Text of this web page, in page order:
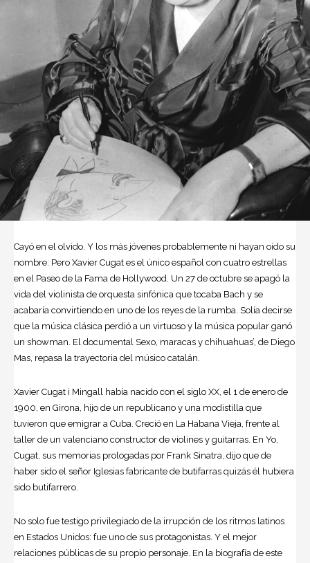
Cayó en el olvido. Y los más jóvenes probablemente ni hayan oído su
nombre. Pero Xavier Cugat es el único español con cuatro estrellas
en el Paseo de la Fama de Hollywood. Un 27 de octubre se apagó la
vida del violinista de orquesta sinfónica que tocaba Bach y se
acabaría convirtiendo en uno de los reyes de la rumba. Solía decirse
que la música clásica perdió a un virtuoso y la música popular ganó
un showman. El documental Sexo, maracas y chihuahuas’, de Diego
Mas, repasa la trayectoria del músico catalán.
Xavier Cugat i Mingall había nacido con el siglo XX, el 1 de enero de
1900, en Girona, hijo de un republicano y una modistilla que
tuvieron que emigrar a Cuba. Creció en La Habana Vieja, frente al
taller de un valenciano constructor de violines y guitarras. En Yo,
Cugat, sus memorias prologadas por Frank Sinatra, dijo que de
haber sido el señor Iglesias fabricante de butifarras quizás él hubiera
sido butifarrero.
No solo fue testigo privilegiado de la irrupción de los ritmos latinos
en Estados Unidos: fue uno de sus protagonistas. Y el mejor
relaciones públicas de su propio personaje. En la biografía de este